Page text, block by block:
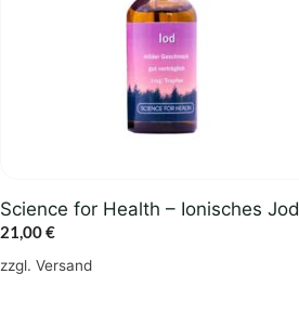
Science for Health – Ionisches Jod
21,00€
zzgl. Versand